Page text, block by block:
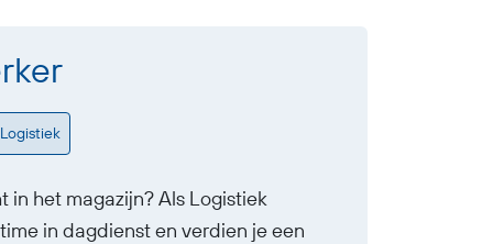
Logistiek
in het magazijn? Als Logistiek
in dagdienst en verdien je een